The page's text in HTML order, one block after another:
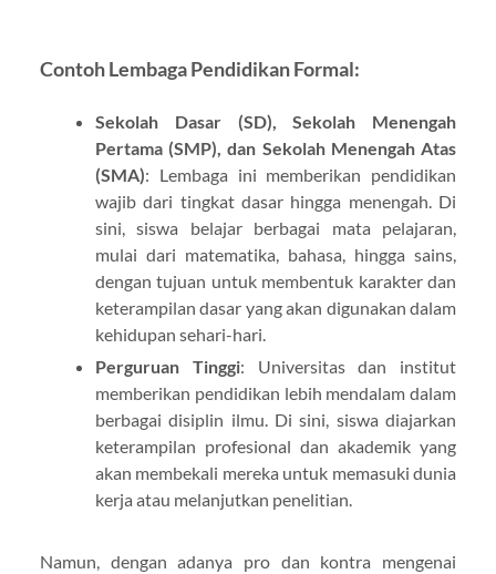
Contoh Lembaga Pendidikan Formal:
Sekolah Dasar (SD), Sekolah Menengah
Pertama (SMP), dan Sekolah Menengah Atas
(SMA): Lembaga ini memberikan pendidikan
wajib dari tingkat dasar hingga menengah. Di
sini, siswa belajar berbagai mata pelajaran,
mulai dari matematika, bahasa, hingga sains,
dengan tujuan untuk membentuk karakter dan
keterampilan dasar yang akan digunakan dalam
kehidupan sehari-hari.
Perguruan Tinggi: Universitas dan institut
memberikan pendidikan lebih mendalam dalam
berbagai disiplin ilmu. Di sini, siswa diajarkan
keterampilan profesional dan akademik yang
akan membekali mereka untuk memasuki dunia
kerja atau melanjutkan penelitian.
Namun, dengan adanya pro dan kontra mengenai